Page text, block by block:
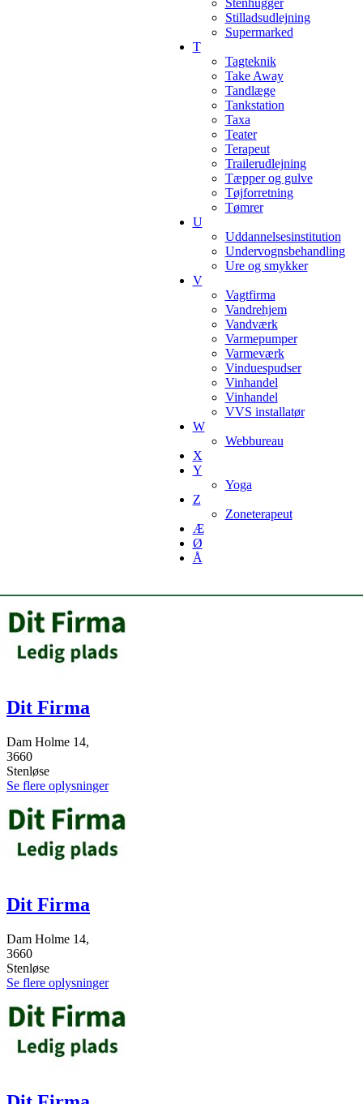
Stenhugger
Stilladsudlejning
Supermarked
T
Tagteknik
Take Away
Tandlæge
Tankstation
Taxa
Teater
Terapeut
Trailerudlejning
Tæpper og gulve
Tøjforretning
Tømrer
U
Uddannelsesinstitution
Undervognsbehandling
Ure og smykker
V
Vagtfirma
Vandrehjem
Vandværk
Varmepumper
Varmeværk
Vinduespudser
Vinhandel
Vinhandel
VVS installatør
W
Webbureau
X
Y
Yoga
Z
Zoneterapeut
Æ
Ø
Å
Dit Firma
Dam Holme 14,
3660
Stenløse
Se flere oplysninger
Dit Firma
Dam Holme 14,
3660
Stenløse
Se flere oplysninger